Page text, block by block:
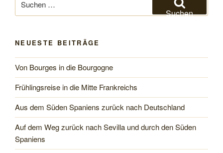
Budva“
nach:
Suchen
NEUESTE BEITRÄGE
Von Bourges in die Bourgogne
Frühlingsreise in die Mitte Frankreichs
Aus dem Süden Spaniens zurück nach Deutschland
Auf dem Weg zurück nach Sevilla und durch den Süden
Spaniens